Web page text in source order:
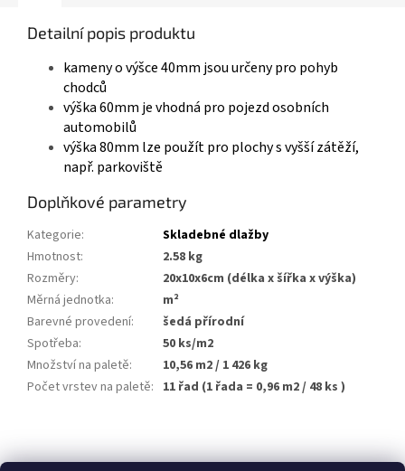
Detailní popis produktu
kamenyovýšce40mm jsouurčenypro pohyb
chodců
výška60mm jevhodná pro pojezdosobních
automobilů
výška80mm lze použítpro plochysvyšší zátěží,
např. parkoviště
Doplňkové parametry
Kategorie:
Skladebné dlažby
Hmotnost:
2.58 kg
Rozměry:
20x10x6cm (délka x šířka x výška)
Měrná jednotka:
m²
Barevné provedení:
šedá přírodní
Spotřeba:
50 ks/m2
Množství na paletě:
10,56 m2 / 1 426 kg
Počet vrstev na paletě: 11 řad (1 řada = 0,96 m2 / 48 ks )
á